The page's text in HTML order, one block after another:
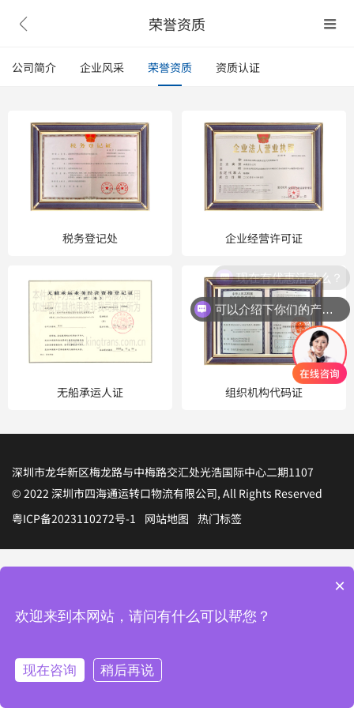
 荣誉资质 
公司简介 企业风采 荣誉资质 资质认证
税务登记处 企业经营许可证
无船承运人证 组织机构代码证
深圳市龙华新区梅龙路与中梅路交汇处光浩国际中心二期1107
© 2022 深圳市四海通运转口物流有限公司, All Rights Reserved
粤ICP备2023110272号-1
网站地图 热门标签

可以介绍下你们的产品么？
现在有优惠活动么？
×
欢迎来到本网站，请问有什么可以帮您？
现在咨询 稍后再说